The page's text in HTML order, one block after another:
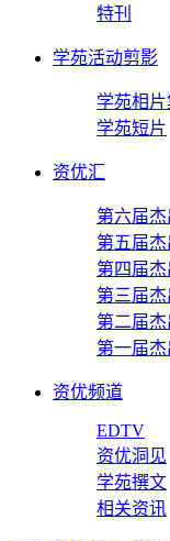
特刊
学苑活动剪影
学苑相片
学苑短片
资优汇
第六届
第五届
第四届
第三届
第二届杰
第一届
资优频道
EDTV
资优洞见
学苑撰文
相关资讯